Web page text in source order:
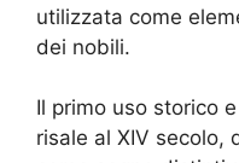
utilizzata come
dei nobili.
Il primo uso storico
risale al XIV secolo,